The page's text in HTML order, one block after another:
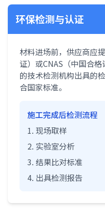
环保检测与认证
材料进场前，供应商应
证）或CNAS（中国合
的技术检测机构出具的
合国家标准。
施工完成后检测流程
现场取样
实验室分析
结果比对标准
出具检测报告